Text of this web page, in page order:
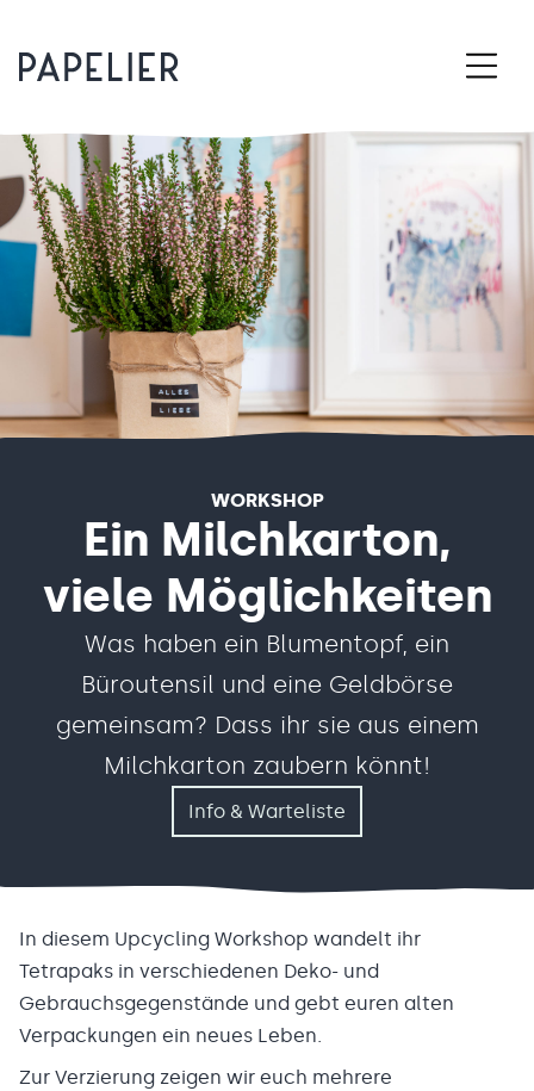
WORKSHOP
Ein Milchkarton,
viele Möglichkeiten
Was haben ein Blumentopf, ein
Büroutensil und eine Geldbörse
gemeinsam? Dass ihr sie aus einem
Milchkarton zaubern könnt!
Info & Warteliste
In diesem Upcycling Workshop wandelt ihr
Tetrapaks in verschiedenen Deko- und
Gebrauchsgegenstände und gebt euren alten
Verpackungen ein neues Leben.
Zur Verzierung zeigen wir euch mehrere